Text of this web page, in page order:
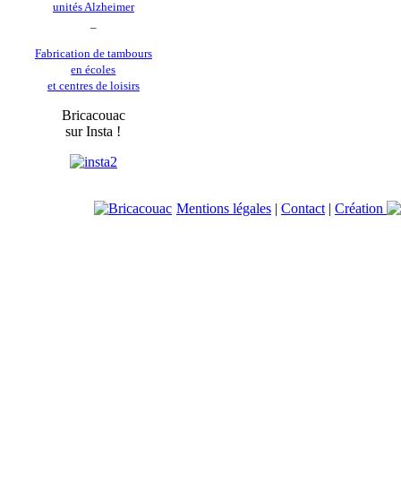
unités Alzheimer
Fabrication de tambours
en écoles
et centres de loisirs
Bricacouac
sur Insta !
Mentions légales | Contact | Création